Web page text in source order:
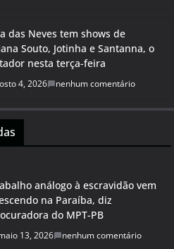
das Neves tem shows de
Souto, Jotinha e Santanna, o
nesta terça-feira
4, 2026 nenhum comentário
análogo à escravidão vem
na Paraíba, diz
do MPT-PB
13, 2026 nenhum comentário